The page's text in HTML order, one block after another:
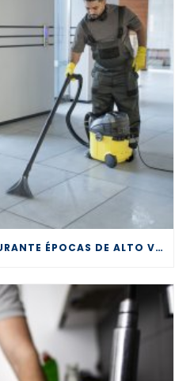
ERRORES COMUNES DURANTE ÉPOCAS DE ALTO VOLUMEN EN LA LIMPIEZA PROFESIONAL